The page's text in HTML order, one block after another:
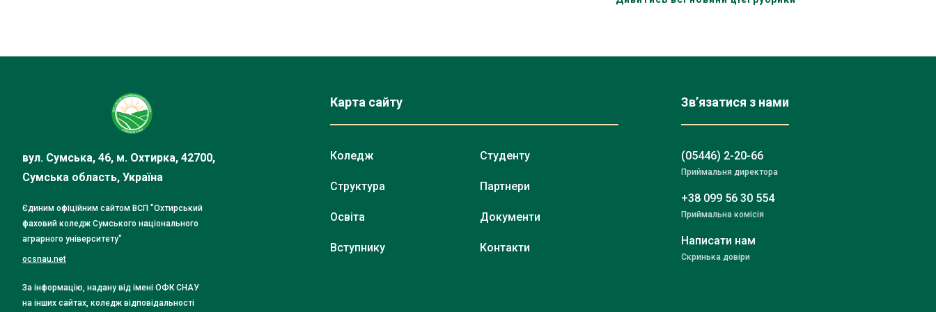
вул. Сумська, 46, м. Охтирка, 42700,
Сумська область, Україна
Єдиним офіційним сайтом ВСП "Охтирський
фаховий коледж Сумського національного
аграрного університету"
ocsnau.net
За інформацію, надану від імені ОФК СНАУ
на інших сайтах, коледж відповідальності
Карта сайту
Коледж
Структура
Освіта
Вступнику
Студенту
Партнери
Документи
Контакти
Зв’язатися з нами
(05446) 2-20-66
Приймальня директора
+38 099 56 30 554
Приймальна комісія
Написати нам
Скринька довіри